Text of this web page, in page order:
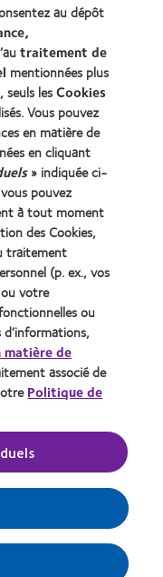
de la transition
consentement
médicale au
médicale.
les notices et les
d’informations. En
ophtalmologiste ou
capital de 71 712€
Les 2 Arcs bât B -
Sophia Antipolis
Grasse sous le
au dépôt
traitement de
mentionnées plus
seuls lesCookies
Vous pouvez
en matière de
en cliquant
» indiquée ci-
pouvez
à tout moment
des Cookies,
traitement
(p. ex., vos
votre
ou
de
associé de
Politique de